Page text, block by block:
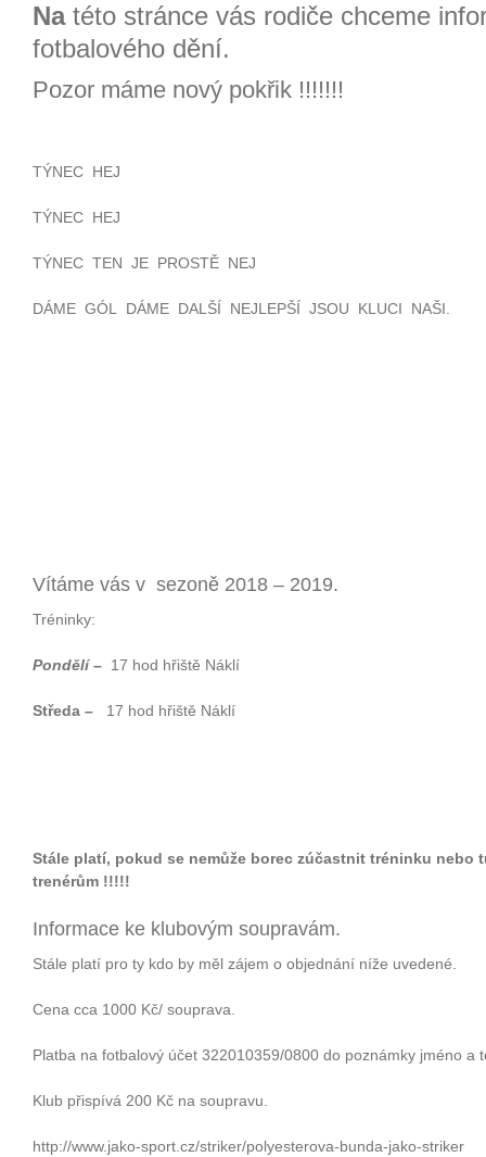
Na této stránce vás rodiče chceme
fotbalového dění.
Pozor máme nový pokřik !!!!!!!
TÝNEC HEJ
TÝNEC HEJ
TÝNEC TEN JE PROSTĚ NEJ
DÁME GÓL DÁME DALŠÍ NEJLEPŠÍ JSOU KLUCI NAŠI.
Vítáme vás v sezoně 2018 – 2019.
Tréninky:
Pondělí – 17 hod hřiště Náklí
Středa – 17 hod hřiště Náklí
Stále platí, pokud se nemůže borec zúčastnit tréninku nebo
trenérům !!!!!
Informace ke klubovým soupravám.
Stále platí pro ty kdo by měl zájem o objednání níže uvedené.
Cena cca 1000 Kč/ souprava.
Platba na fotbalový účet 322010359/0800 do poznámky jméno a
Klub přispívá 200 Kč na soupravu.
http://www.jako-sport.cz/striker/polyesterova-bunda-jako-striker